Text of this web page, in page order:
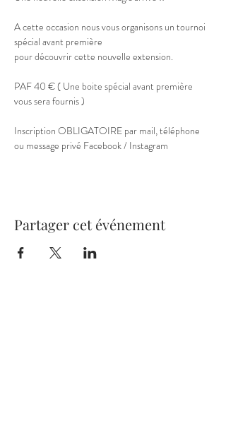
A cette occasion nous vous organisons un tournoi
spécial avant première
pour découvrir cette nouvelle extension.
PAF 40 € ( Une boite spécial avant première
vous sera fournis )
Inscription OBLIGATOIRE par mail, téléphone
ou message privé Facebook / Instagram
Partager cet événement